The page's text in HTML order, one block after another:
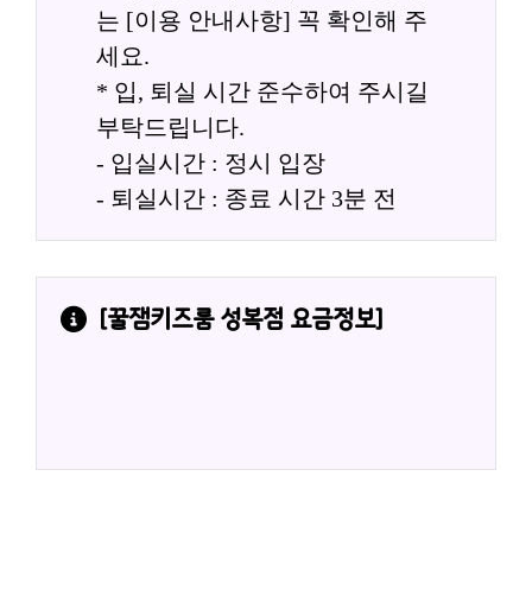
는 [이용 안내사항] 꼭 확인해 주
세요.
* 입, 퇴실 시간 준수하여 주시길
부탁드립니다.
- 입실시간 : 정시 입장
- 퇴실시간 : 종료 시간 3분 전
[꿀잼키즈룸 성복점 요금정보]